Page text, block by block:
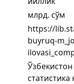
млрд. сўм
https://
buyruq-
статистика